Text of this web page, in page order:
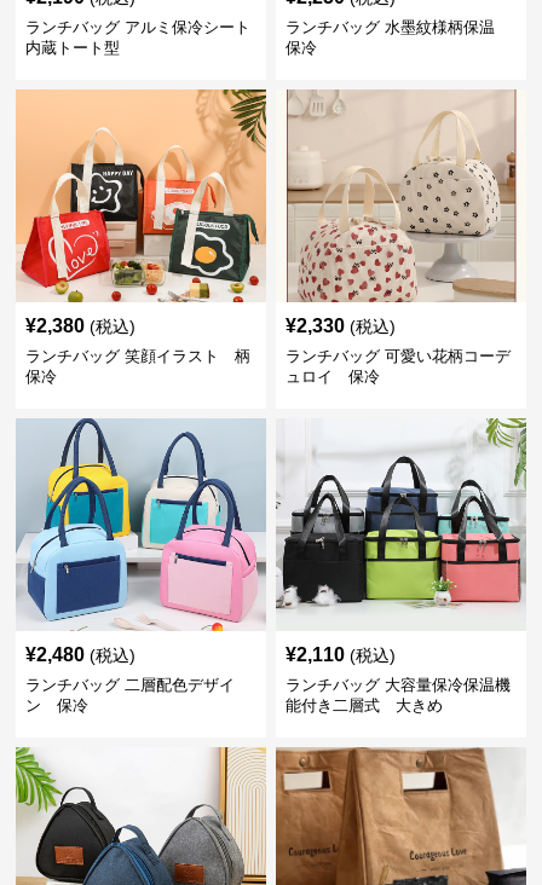
ランチバッグ アルミ保冷シート
内蔵トート型
ランチバッグ 水墨紋様柄保温
保冷
¥2,380 (税込)
ランチバッグ 笑顔イラスト 柄
保冷
¥2,330 (税込)
ランチバッグ 可愛い花柄コーデ
ュロイ 保冷
¥2,480 (税込)
ランチバッグ 二層配色デザイ
ン 保冷
¥2,110 (税込)
ランチバッグ 大容量保冷保温機
能付き二層式 大きめ